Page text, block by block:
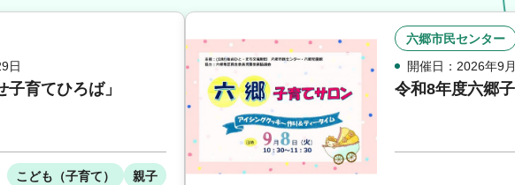
日
育てひろば」
こども（子育て） 親子
六郷市民センター
開催日：2026年9
令和8年度六郷